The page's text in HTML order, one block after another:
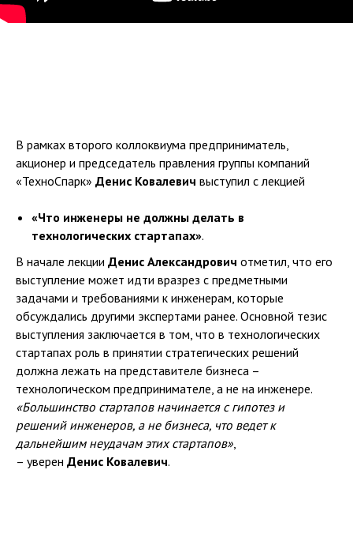
В рамках второго коллоквиума предприниматель,
акционер и председатель правления группы компаний
«ТехноСпарк» Денис Ковалевич выступил с лекцией
«Что инженеры не должны делать в
технологических стартапах».
В начале лекции Денис Александрович отметил, что его
выступление может идти вразрез с предметными
задачами и требованиями к инженерам, которые
обсуждались другими экспертами ранее. Основной тезис
выступления заключается в том, что в технологических
стартапах роль в принятии стратегических решений
должна лежать на представителе бизнеса –
технологическом предпринимателе, а не на инженере.
«Большинство стартапов начинается с гипотез и
решений инженеров, а не бизнеса, что ведет к
дальнейшим неудачам этих стартапов»,
– уверен Денис Ковалевич.